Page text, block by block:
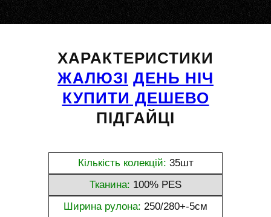
ХАРАКТЕРИСТИКИ
ЖАЛЮЗІ ДЕНЬ НІЧ
КУПИТИ ДЕШЕВО
ПІДГАЙЦІ
Кількість колекцій: 35шт
Тканина: 100% PES
Ширина рулона: 250/280+-5см